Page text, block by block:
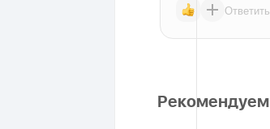
Ответить
Рекомендуем